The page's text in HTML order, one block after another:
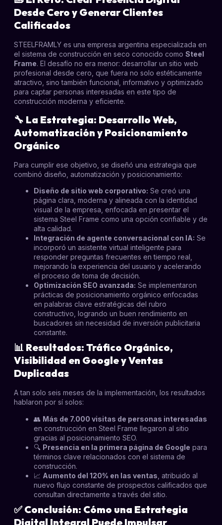
Desde Cero y Generar Clientes
Calificados
STEELFRAMLY es una empresa argentina especializada en
el sistema de construcción en seco conocido como Steel
Frame. El desafío no era menor: desarrollar un sitio web
profesional desde cero, que fuera no solo estéticamente
atractivo, sino también funcional, informativo y optimizado
para captar personas interesadas en este tipo de
construcción moderna y eficiente.
🔧 La Estrategia: Desarrollo Web,
Automatización y Posicionamiento
Orgánico
Para cumplir ese objetivo, se diseñó una estrategia que
combinó diseño, automatización y posicionamiento:
Diseño de sitio web corporativo: Se creó una
página clara, moderna y alineada con la identidad
visual de la empresa, enfocada en presentar el
sistema Steel Frame como una opción confiable y de
alta calidad.
Integración de agente conversacional con IA: Se
incorporó un asistente virtual inteligente para
responder preguntas frecuentes en tiempo real,
mejorando la experiencia del usuario y acelerando
el proceso de toma de decisión.
Optimización SEO avanzada: Se implementaron
prácticas de posicionamiento orgánico enfocadas
en palabras clave estratégicas del rubro
constructivo, logrando un buen rendimiento en
buscadores sin necesidad de inversión publicitaria
constante.
📊 Resultados: Tráfico Orgánico,
Visibilidad en Google y Ventas
Duplicadas
A tan solo seis meses de la implementación, los resultados
hablaron por sí solos:
👥 Más de 7.000 visitas de personas interesadas
en construcción en Steel Frame llegaron al sitio
gracias al posicionamiento SEO.
🔍 Presencia en la primera página de Google para
términos clave relacionados con el sistema de
construcción.
📈 Aumento del 120% en las ventas , atribuido al
nuevo flujo constante de prospectos calificados que
consultan directamente a través del sitio.
✅ Conclusión: Cómo una Estrategia
Digital Integral Puede Impulsar